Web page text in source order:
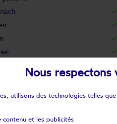
camfrout
plabennec
Nous
utilisons des technologies telles
contenu et les publicités